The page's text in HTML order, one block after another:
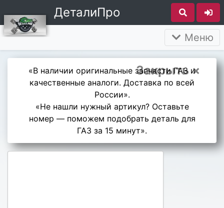
ДеталиПро
Меню
Закрыть ×
«В наличии оригинальные запчасти ГАЗ и
качественные аналоги. Доставка по всей
России».
«Не нашли нужный артикул? Оставьте
номер — поможем подобрать деталь для
ГАЗ за 15 минут».